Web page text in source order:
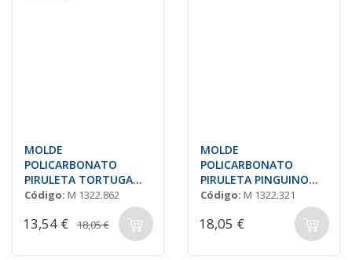
MOLDE
POLICARBONATO
PIRULETA TORTUGA
78x36 H=10mm
Código: M 1322.862
13,54 € 18,05 €
MOLDE
POLICARBONATO
PIRULETA PINGUINO
75x44,7mm (6und.)
Código: M 1322.321
18,05 €